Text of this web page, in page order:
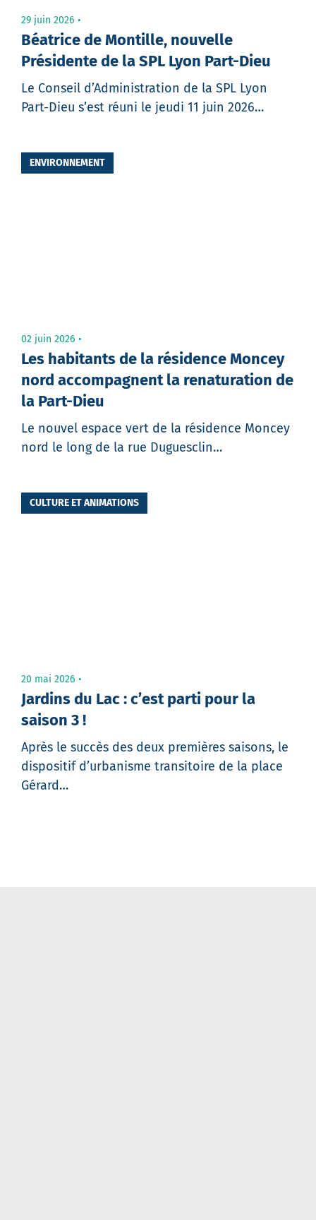
29 juin 2026
Béatrice de Montille, nouvelle
Présidente de la SPL Lyon Part-Dieu
Le Conseil d’Administration de la SPL Lyon
Part-Dieu s’est réuni le jeudi 11 juin 2026…
ENVIRONNEMENT
02 juin 2026
Les habitants de la résidence Moncey
nord accompagnent la renaturation de
la Part-Dieu
Le nouvel espace vert de la résidence Moncey
nord le long de la rue Duguesclin…
CULTURE ET ANIMATIONS
20 mai 2026
Jardins du Lac : c’est parti pour la
saison 3 !
Après le succès des deux premières saisons, le
dispositif d’urbanisme transitoire de la place
Gérard…